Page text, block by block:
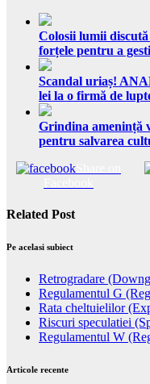
Colosii lumii
forțele pentru a
Scandal uriaș!
lei la o firmă de
Grindina amenință
pentru salvarea
Related Post
Pe acelasi subiect
Retrogradare
Regulamentul G
Rata cheltuielilor
Riscuri speculatiei
Regulamentul W
Articole recente